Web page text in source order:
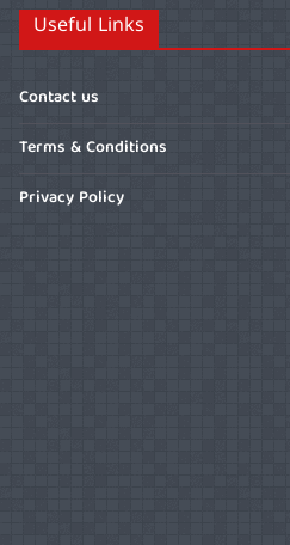
Useful Links
Contact us
Terms & Conditions
Privacy Policy